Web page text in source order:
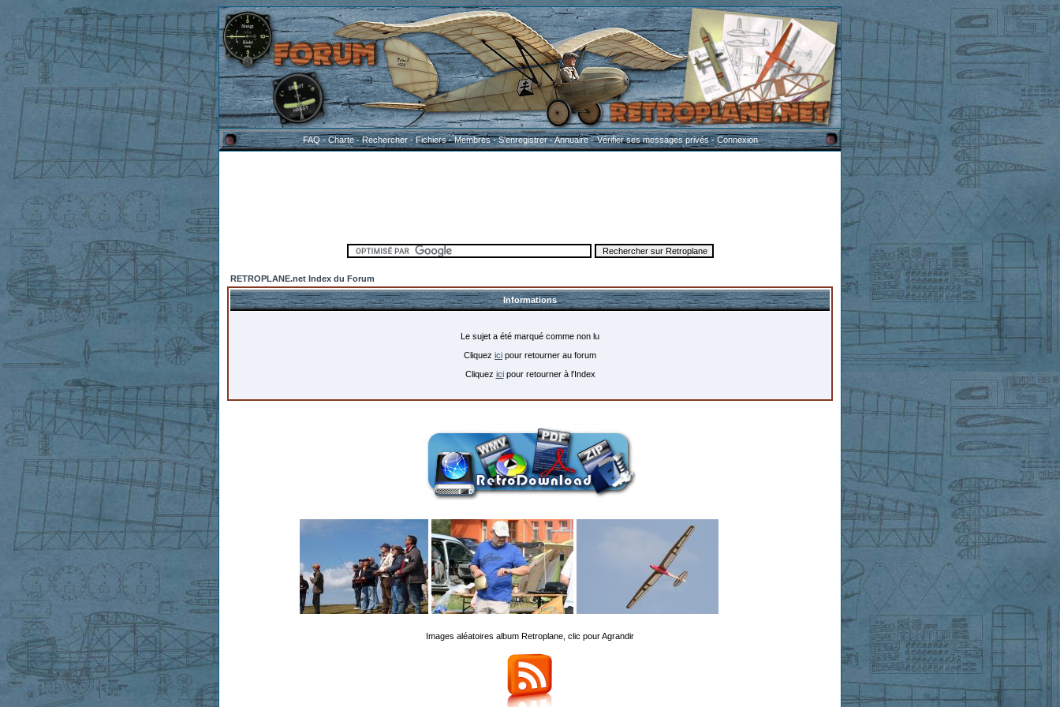
FAQ-Charte-Rechercher-Fichiers-Membres-S'enregistrer-Annuaire-Vérifier ses messages privés-Connexion
RETROPLANE.net Index du Forum
Informations
Le sujet a été marqué comme non lu
Cliquez ici pour retourner au forum
Cliquez icipour retourner à l'Index
Images aléatoires album Retroplane, clic pour Agrandir